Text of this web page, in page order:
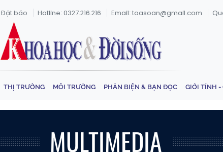
Đặt báo Hotline: 0327.216.216 Email: toasoan@gmail.com
THỊ TRƯỜNG MÔI TRƯỜNG PHẢN BIỆN & BẠN ĐỌC GIỚI TÍNH -
MULTIMEDIA